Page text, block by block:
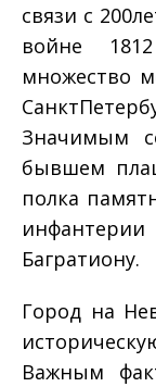
связи с
войне
множество
Значимым
бывшем
полка
Багратиону.
Город на
Важным